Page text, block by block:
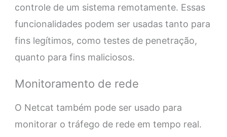
controle de um sistema remotamente. Essas
funcionalidades podem ser usadas tanto para
fins legítimos, como testes de penetração,
quanto para fins maliciosos.
Monitoramento de rede
O Netcat também pode ser usado para
monitorar o tráfego de rede em tempo real.